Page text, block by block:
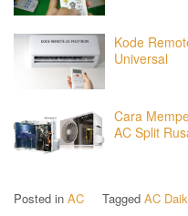
Kode
Universal
Cara
AC Split
Posted in AC Tagged AC